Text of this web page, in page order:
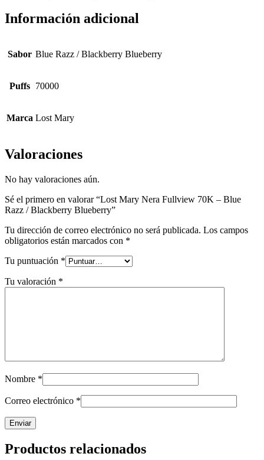
Información adicional
Sabor Blue Razz / Blackberry Blueberry
Puffs 70000
Marca Lost Mary
Valoraciones
No hay valoraciones aún.
Sé el primero en valorar “Lost Mary Nera Fullview 70K – Blue
Razz / Blackberry Blueberry”
Tu dirección de correo electrónico no será publicada. Los campos
obligatorios están marcados con *
Tu puntuación *
Tu valoración *
Nombre *
Correo electrónico *
Productos relacionados